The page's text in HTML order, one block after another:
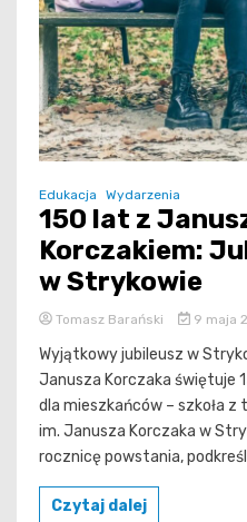
Edukacja Wydarzenia
150 lat z
Korczakiem:
w Strykowie
Tomasz Barański 9 maja
Wyjątkowy jubileusz w
Janusza Korczaka świętuje
dla mieszkańców – szkoła
im. Janusza Korczaka w
rocznicę powstania,
Czytaj dalej